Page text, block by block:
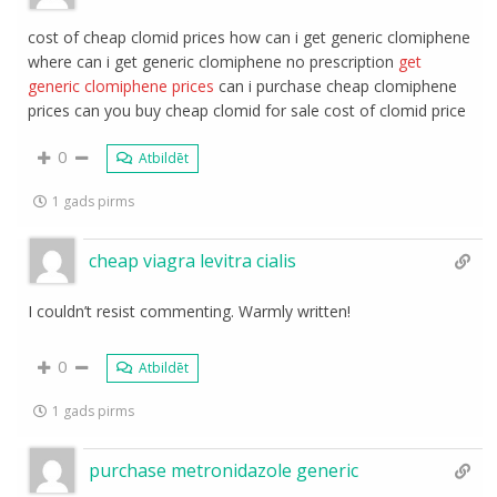
cost of cheap clomid prices how can i get generic clomiphene
where can i get generic clomiphene no prescription get
generic clomiphene prices can i purchase cheap clomiphene
prices can you buy cheap clomid for sale cost of clomid price
0 Atbildēt
1 gads pirms
cheap viagra levitra cialis
I couldn’t resist commenting. Warmly written!
0 Atbildēt
1 gads pirms
purchase metronidazole generic